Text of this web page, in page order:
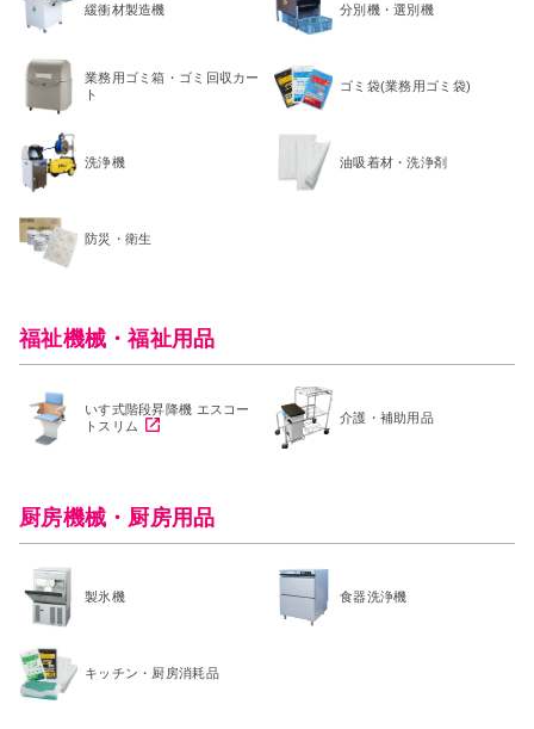
緩衝材製造機 分別機・選別機
業務用ゴミ箱・ゴミ回収カー
ト
ゴミ袋(業務用ゴミ袋)
洗浄機 油吸着材・洗浄剤
防災・衛生
福祉機械・福祉用品
いす式階段昇降機 エスコー
トスリム
介護・補助用品
厨房機械・厨房用品
製氷機 食器洗浄機
キッチン・厨房消耗品